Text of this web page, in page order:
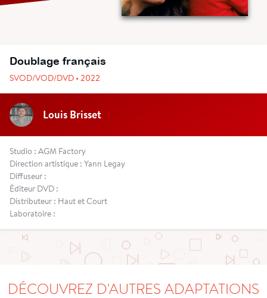
Doublage français
SVOD/VOD/DVD • 2022
Louis Brisset
Studio : AGM Factory
Direction artistique : Yann Legay
Diffuseur :
Éditeur DVD :
Distributeur : Haut et Court
Laboratoire :
DÉCOUVREZ D'AUTRES ADAPTATIONS